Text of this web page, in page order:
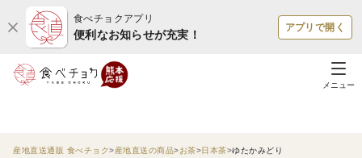
食べチョクアプリ
便利なお知らせが充実！
アプリで開く
メニュー
産地直送通販 食べチョク 産地直送の商品 お茶 日本茶 ゆたかみどり